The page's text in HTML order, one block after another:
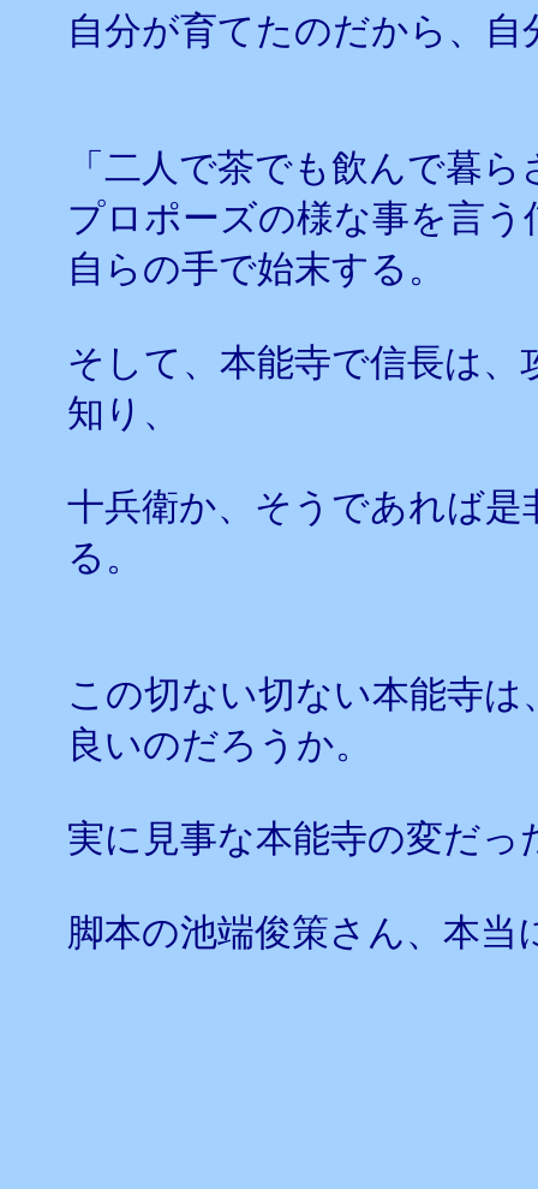
自分が育てたのだから、
「二人で茶でも飲んで暮
プロポーズの様な事を言う
自らの手で始末する。
そして、本能寺で信長は
知り、
十兵衛か、そうであれば
る。
この切ない切ない本能寺
良いのだろうか。
実に見事な本能寺の変だっ
脚本の池端俊策さん、本当